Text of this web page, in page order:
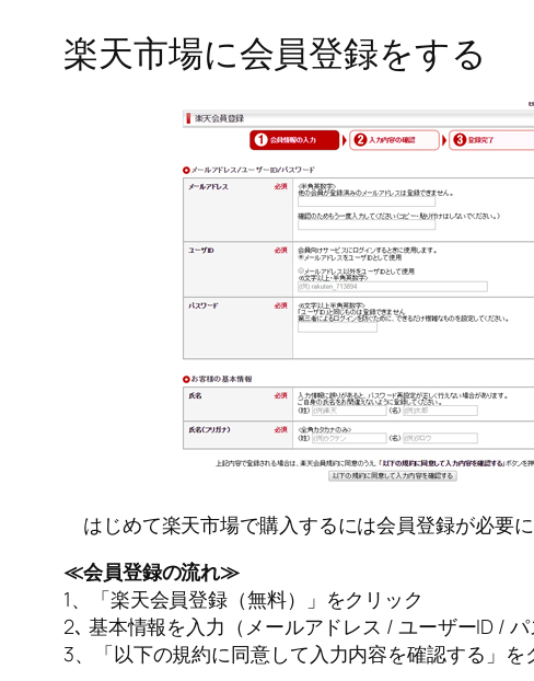
楽天市場に会員登録をする
はじめて楽天市場で購入するには会員登録が必要に
≪会員登録の流れ≫
1、「楽天会員登録（無料）」をクリック
2､ 基本情報を入力（メールアドレス / ユーザーID / パ
3、「以下の規約に同意して入力内容を確認する」を